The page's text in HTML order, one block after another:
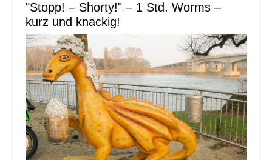
"Stopp! – Shorty!" – 1 Std. Worms –
kurz und knackig!